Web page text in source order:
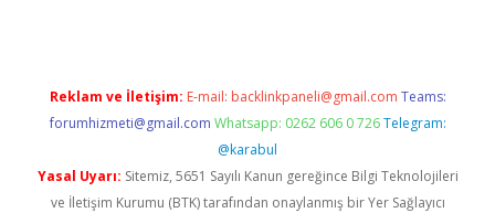
Reklam ve İletişim: E-mail: backlinkpaneli@gmail.com Teams:
forumhizmeti@gmail.com Whatsapp: 0262 606 0 726 Telegram:
@karabul
Yasal Uyarı: Sitemiz, 5651 Sayılı Kanun gereğince Bilgi Teknolojileri
ve İletişim Kurumu (BTK) tarafından onaylanmış bir Yer Sağlayıcı